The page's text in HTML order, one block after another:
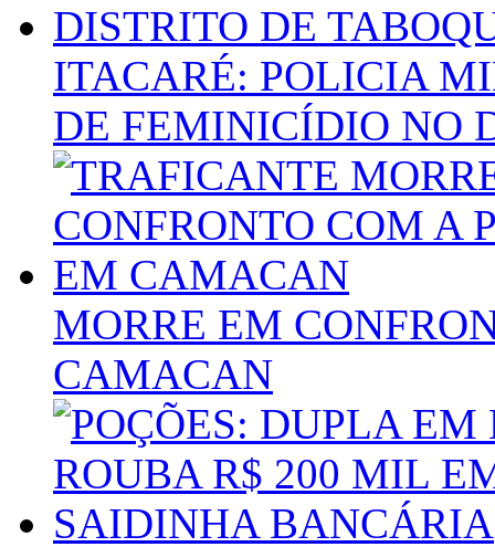
ITACARÉ: POLICIA
DE FEMINICÍDIO NO
MORRE EM
CAMACAN